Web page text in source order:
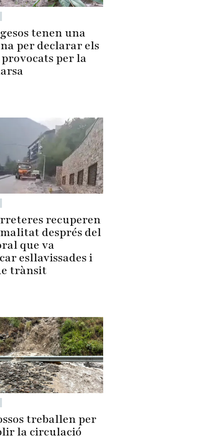
tenen una
per declarar els
per la
recuperen
després del
que va
esllavissades i
trànsit
treballen per
la circulació